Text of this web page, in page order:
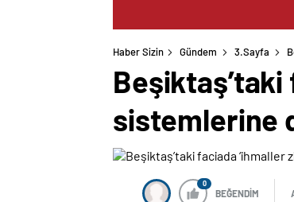
Haber Sizin Gündem 3.Sayfa
Beşiktaş’taki
sistemlerine
0
BEĞENDİM